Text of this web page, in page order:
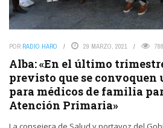
POR RADIO HARO 29 MARZO, 2021 788
Alba: «En el último
previsto que se convoquen
para médicos de familia
Atención Primaria»